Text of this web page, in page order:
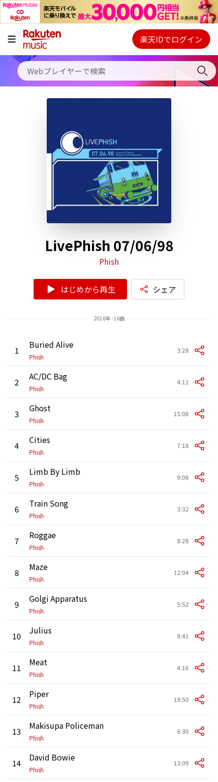
キャンペーン
料金プラン
使い方
Webプレイヤー
ご契約内容の確認・変更
楽天IDでログイン
LivePhish 07/06/98
Phish
はじめから再生 シェア
2016年 - 16曲
1 Buried Alive
Phish
3:28
2 AC/DC Bag
Phish
4:11
3 Ghost
Phish
15:08
4 Cities
Phish
7:18
5 Limb By Limb
Phish
9:08
6 Train Song
Phish
3:32
7 Roggae
Phish
8:28
8 Maze
Phish
12:04
9 Golgi Apparatus
Phish
5:52
10 Julius
Phish
9:41
11 Meat
Phish
4:16
12 Piper
Phish
19:50
13 Makisupa Policeman
Phish
6:30
14 David Bowie
Phish
13:09